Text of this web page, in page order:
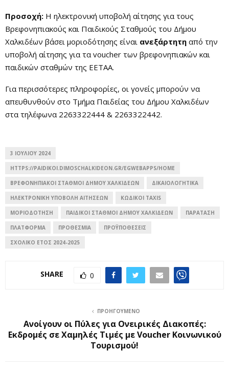
Προσοχή: Η ηλεκτρονική υποβολή αίτησης για τους
Βρεφονηπιακούς και Παιδικούς Σταθμούς του Δήμου
Χαλκιδέων βάσει μοριοδότησης είναι ανεξάρτητη από την
υποβολή αίτησης για τα voucher των βρεφονηπιακών και
παιδικών σταθμών της ΕΕΤΑΑ.
Για περισσότερες πληροφορίες, οι γονείς μπορούν να
απευθυνθούν στο Τμήμα Παιδείας του Δήμου Χαλκιδέων
στα τηλέφωνα 2263322444 & 2263322442.
3 ΙΟΥΛΊΟΥ 2024
HTTPS://PAIDIKOI.DIMOSCHALKIDEON.GR/EGWEBAPPS/HOME
ΒΡΕΦΟΝΗΠΙΑΚΟΊ ΣΤΑΘΜΟΊ ΔΉΜΟΥ ΧΑΛΚΙΔΈΩΝ ΔΙΚΑΙΟΛΟΓΗΤΙΚΆ
ΗΛΕΚΤΡΟΝΙΚΉ ΥΠΟΒΟΛΉ ΑΙΤΉΣΕΩΝ ΚΩΔΙΚΟΊ TAXIS
ΜΟΡΙΟΔΌΤΗΣΗ ΠΑΙΔΙΚΟΊ ΣΤΑΘΜΟΊ ΔΉΜΟΥ ΧΑΛΚΙΔΈΩΝ ΠΑΡΆΤΑΣΗ
ΠΛΑΤΦΌΡΜΑ ΠΡΟΘΕΣΜΙΑ ΠΡΟΫΠΟΘΈΣΕΙΣ
ΣΧΟΛΙΚΌ ΈΤΟΣ 2024-2025
SHARE 0
ΠΡΟΗΓΟΎΜΕΝΟ
Ανοίγουν οι Πύλες για Ονειρικές Διακοπές:
Εκδρομές σε Χαμηλές Τιμές με Voucher Κοινωνικού
Τουρισμού!